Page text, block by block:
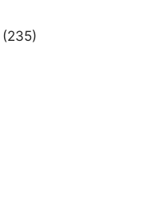
(235)